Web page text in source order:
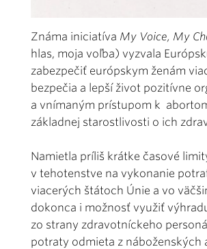
Známa iniciatíva My Voice, My
hlas, moja voľba) vyzvala
zabezpečiť európskym ženám
bezpečia a lepší život pozitívne
a vnímaným prístupom k
základnej starostlivosti o ich
Namietla príliš krátke časové
v tehotenstve na vykonanie
viacerých štátoch Únie a vo
dokonca i možnosť využiť
zo strany zdravotníckeho
potraty odmieta z náboženských